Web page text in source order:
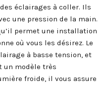
éclairages à coller. Ils
une pression de la main.
permet une installation
où vous les désirez. Le
à basse tension, et
un modèle très
froide, il vous assure